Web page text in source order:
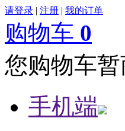
请登录 | 注册 | 我的订单
购物车 0
您购物车
手机端